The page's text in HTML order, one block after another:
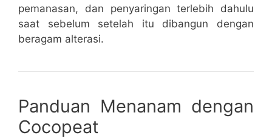
pemanasan, dan penyaringan terlebih dahulu
saat sebelum setelah itu dibangun dengan
beragam alterasi.
Panduan Menanam dengan
Cocopeat